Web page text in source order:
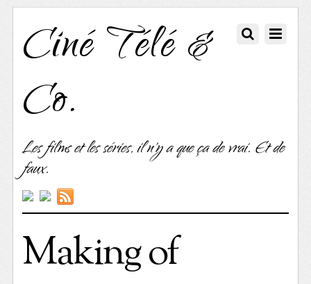
Ciné Télé &
Co.
Les films et les séries, il n'y a que ça de vrai. Et de
faux.
Making of